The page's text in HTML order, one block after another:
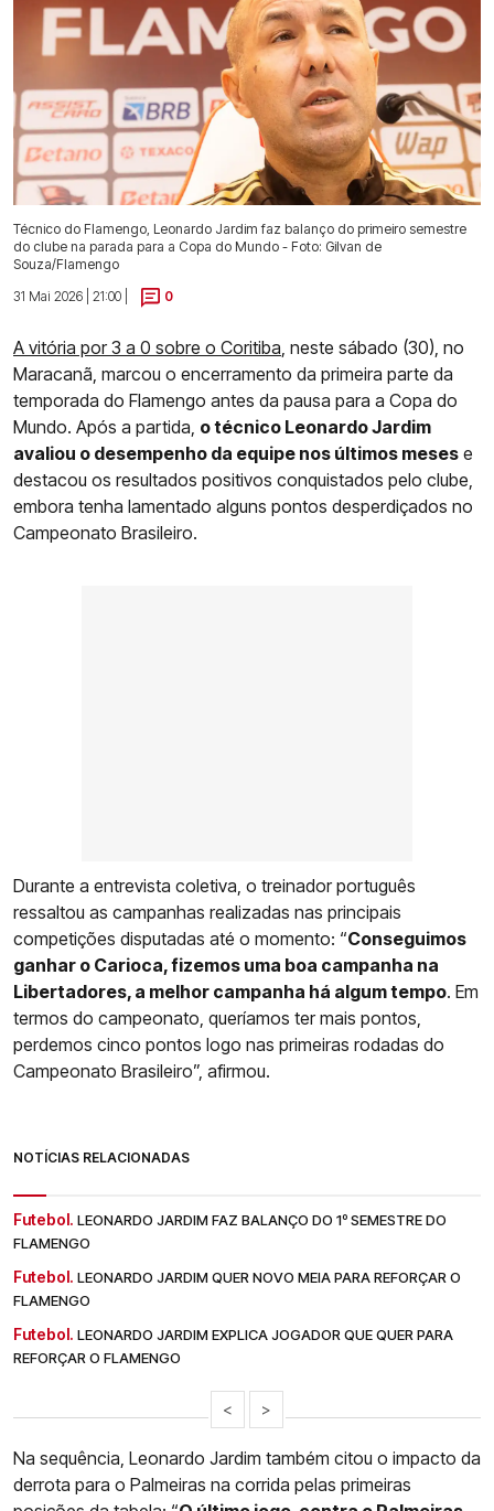
Técnico do Flamengo, Leonardo Jardim faz balanço do primeiro semestre
do clube na parada para a Copa do Mundo - Foto: Gilvan de
Souza/Flamengo
31 Mai 2026 | 21:00 |
0
A vitória por 3 a 0 sobre o Coritiba , neste sábado (30), no
Maracanã, marcou o encerramento da primeira parte da
temporada do Flamengo antes da pausa para a Copa do
Mundo. Após a partida, o técnico Leonardo Jardim
avaliou o desempenho da equipe nos últimos meses e
destacou os resultados positivos conquistados pelo clube,
embora tenha lamentado alguns pontos desperdiçados no
Campeonato Brasileiro.
Durante a entrevista coletiva, o treinador português
ressaltou as campanhas realizadas nas principais
competições disputadas até o momento: “Conseguimos
ganhar o Carioca, fizemos uma boa campanha na
Libertadores, a melhor campanha há algum tempo. Em
termos do campeonato, queríamos ter mais pontos,
perdemos cinco pontos logo nas primeiras rodadas do
Campeonato Brasileiro”, afirmou.
NOTÍCIAS RELACIONADAS
Futebol. LEONARDO JARDIM FAZ BALANÇO DO 1º SEMESTRE DO
FLAMENGO
Futebol. LEONARDO JARDIM QUER NOVO MEIA PARA REFORÇAR O
FLAMENGO
Futebol. LEONARDO JARDIM EXPLICA JOGADOR QUE QUER PARA
REFORÇAR O FLAMENGO
< >
Na sequência, Leonardo Jardim também citou o impacto da
derrota para o Palmeiras na corrida pelas primeiras